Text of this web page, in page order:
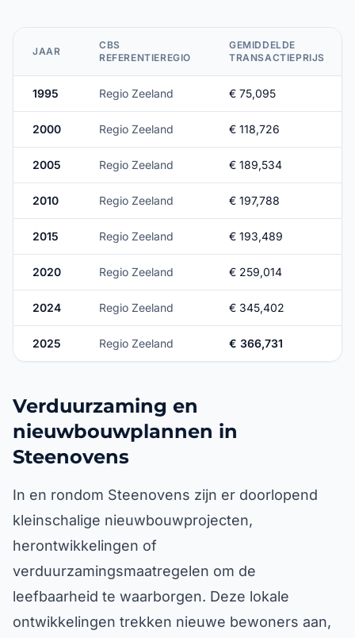
JAAR
CBS
REFERENTIEREGIO
GEMIDDELDE
TRANSACTIEPRIJS
1995 Regio Zeeland € 75,095
2000 Regio Zeeland € 118,726
2005 Regio Zeeland € 189,534
2010 Regio Zeeland € 197,788
2015 Regio Zeeland € 193,489
2020 Regio Zeeland € 259,014
2024 Regio Zeeland € 345,402
2025 Regio Zeeland € 366,731
Verduurzaming en
nieuwbouwplannen in
Steenovens
In en rondom Steenovens zijn er doorlopend
kleinschalige nieuwbouwprojecten,
herontwikkelingen of
verduurzamingsmaatregelen om de
leefbaarheid te waarborgen. Deze lokale
ontwikkelingen trekken nieuwe bewoners aan,